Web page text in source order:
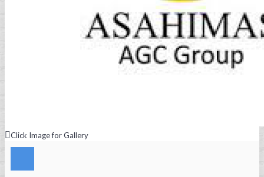
Click Image for Gallery